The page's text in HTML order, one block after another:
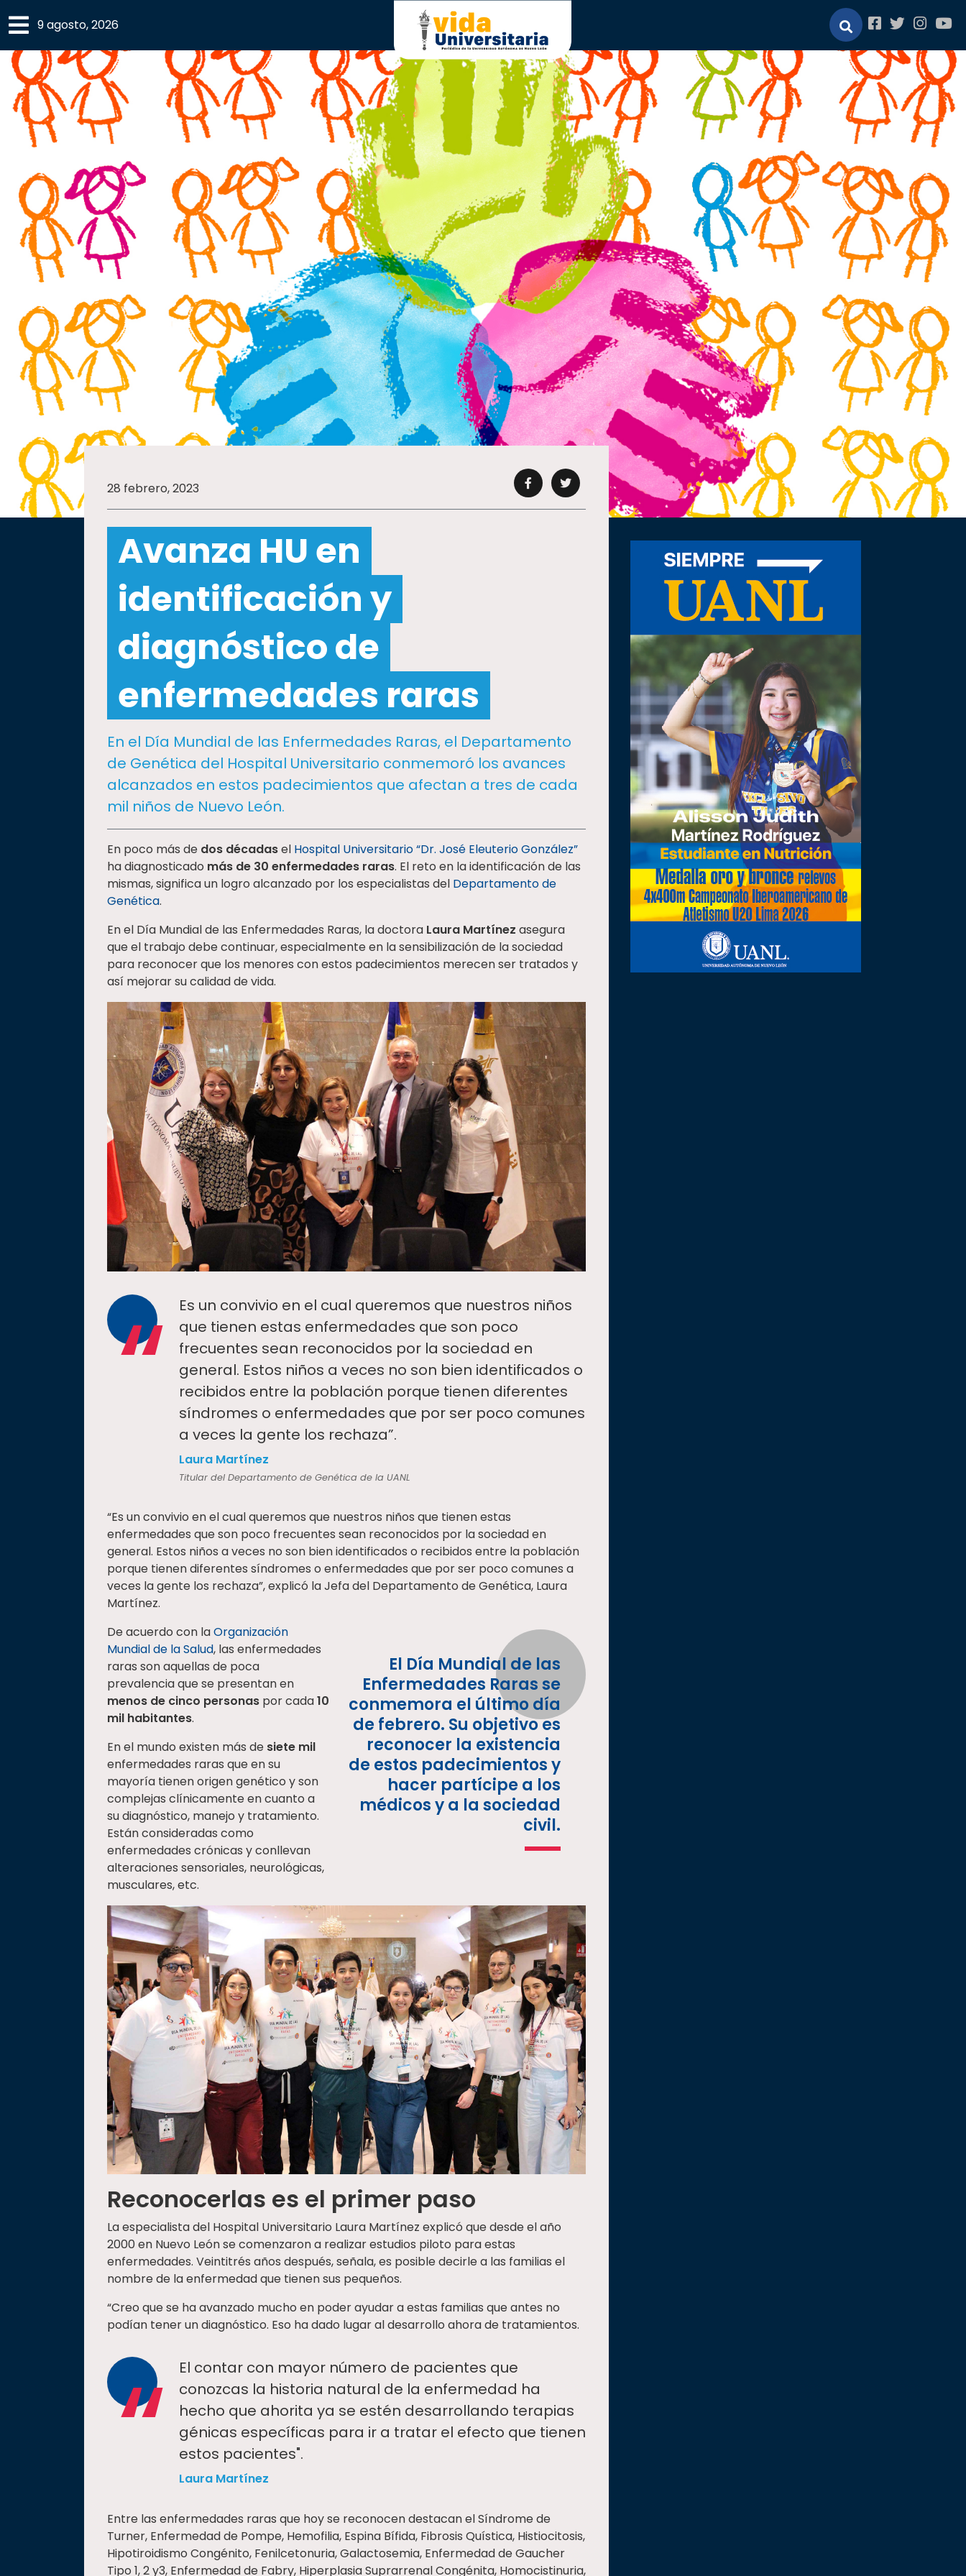
×
SECCIONES
ACADEMIA
CAMPUS
COMUNIDADUANL
CULTURA
DEPORTES
I+D+IEXPERTOS
SALUD
SUSTENTABILIDAD
TEMAS
Oferta
educativa
Internacionalización
9 agosto, 2026
28 febrero, 2023
Avanza HU en
identificación y
diagnóstico de
enfermedades raras
En el Día Mundial de las Enfermedades Raras, el Departamento
de Genética del Hospital Universitario conmemoró los avances
alcanzados en estos padecimientos que afectan a tres de cada
mil niños de Nuevo León.
En poco más de dos décadasel Hospital Universitario “Dr. José Eleuterio González”
ha diagnosticado más de 30 enfermedades raras. El reto en la identificación de las
mismas, significa un logro alcanzado por los especialistas del Departamento de
Genética.
En el Día Mundial de las Enfermedades Raras, la doctora Laura Martínez asegura
que el trabajo debe continuar, especialmente en la sensibilización de la sociedad
para reconocer que los menores con estos padecimientos merecen ser tratados y
así mejorar su calidad de vida.
“
Es un convivio en el cual queremos que nuestros niños
que tienen estas enfermedades que son poco
frecuentes sean reconocidos por la sociedad en
general. Estos niños a veces no son bien identificados o
recibidos entre la población porque tienen diferentes
síndromes o enfermedades que por ser poco comunes
a veces la gente los rechaza”.
Laura Martínez
Titular del Departamento de Genética de la UANL
“Es un convivio en el cual queremos que nuestros niños que tienen estas
enfermedades que son poco frecuentes sean reconocidos por la sociedad en
general. Estos niños a veces no son bien identificados o recibidos entre la población
porque tienen diferentes síndromes o enfermedades que por ser poco comunes a
veces la gente los rechaza”, explicó la Jefa del Departamento de Genética, Laura
Martínez.
El Día Mundial de las
Enfermedades Raras se
conmemora el último día
de febrero. Su objetivo es
reconocer la existencia
de estos padecimientos y
hacer partícipe a los
médicos y a la sociedad
civil.
De acuerdo con laOrganización
Mundial de la Salud, las enfermedades
raras son aquellas de poca
prevalencia que se presentan en
menos de cinco personas por cada10
mil habitantes.
En el mundo existen más de siete mil
enfermedades raras que en su
mayoría tienen origen genético y son
complejas clínicamente en cuanto a
su diagnóstico, manejo y tratamiento.
Están consideradas como
enfermedades crónicas y conllevan
alteraciones sensoriales, neurológicas,
musculares, etc.
Reconocerlas es el primer paso
La especialista del Hospital Universitario Laura Martínez explicó que desde el año
2000 en Nuevo León se comenzaron a realizar estudios piloto para estas
enfermedades. Veintitrés años después, señala, es posible decirle a las familias el
nombre de la enfermedad que tienen sus pequeños.
“Creo que se ha avanzado mucho en poder ayudar a estas familias que antes no
podían tener un diagnóstico. Eso ha dado lugar al desarrollo ahora de tratamientos.
“
El contar con mayor número de pacientes que
conozcas la historia natural de la enfermedad ha
hecho que ahorita ya se estén desarrollando terapias
génicas específicas para ir a tratar el efecto que tienen
estos pacientes".
Laura Martínez
Entre las enfermedades raras que hoy se reconocen destacan el Síndrome de
Turner, Enfermedad de Pompe, Hemofilia, Espina Bífida, Fibrosis Quística, Histiocitosis,
Hipotiroidismo Congénito, Fenilcetonuria, Galactosemia, Enfermedad de Gaucher
Tipo 1, 2 y3, Enfermedad de Fabry, Hiperplasia Suprarrenal Congénita, Homocistinuria,